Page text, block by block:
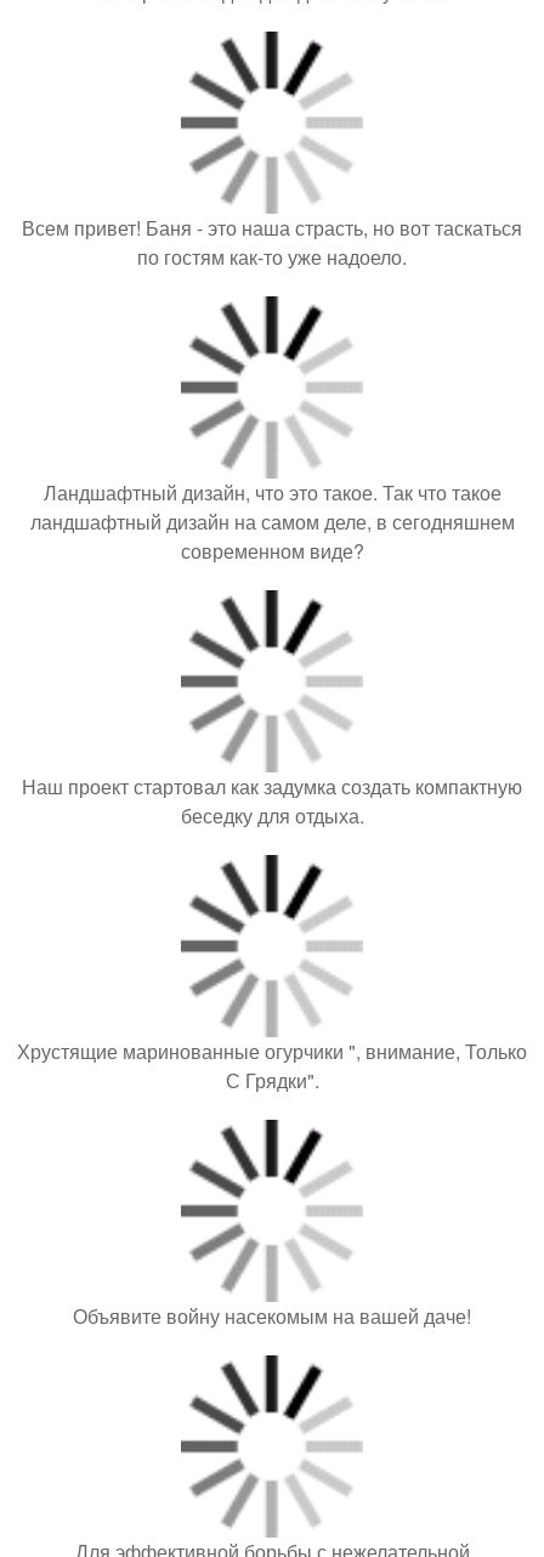
Всем привет! Баня - это наша страсть, но вот таскаться
по гостям как-то уже надоело.
Ландшафтный дизайн, что это такое. Так что такое
ландшафтный дизайн на самом деле, в сегодняшнем
современном виде?
Наш проект стартовал как задумка создать компактную
беседку для отдыха.
Хрустящие маринованные огурчики ", внимание, Только
С Грядки".
Объявите войну насекомым на вашей даче!
Для эффективной борьбы с нежелательной